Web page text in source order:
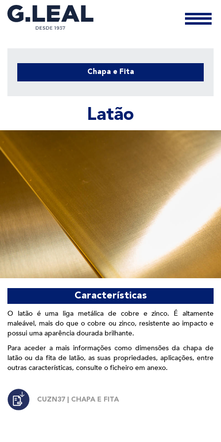
Chapa e Fita
Latão
Características
O latão é uma liga metálica de cobre e zinco. É altamente
maleável, mais do que o cobre ou zinco, resistente ao impacto e
possui uma aparência dourada brilhante.
Para aceder a mais informações como dimensões da chapa de
latão ou da fita de latão, as suas propriedades, aplicações, entre
outras características, consulte o ficheiro em anexo.
CUZN37 | CHAPA E FITA